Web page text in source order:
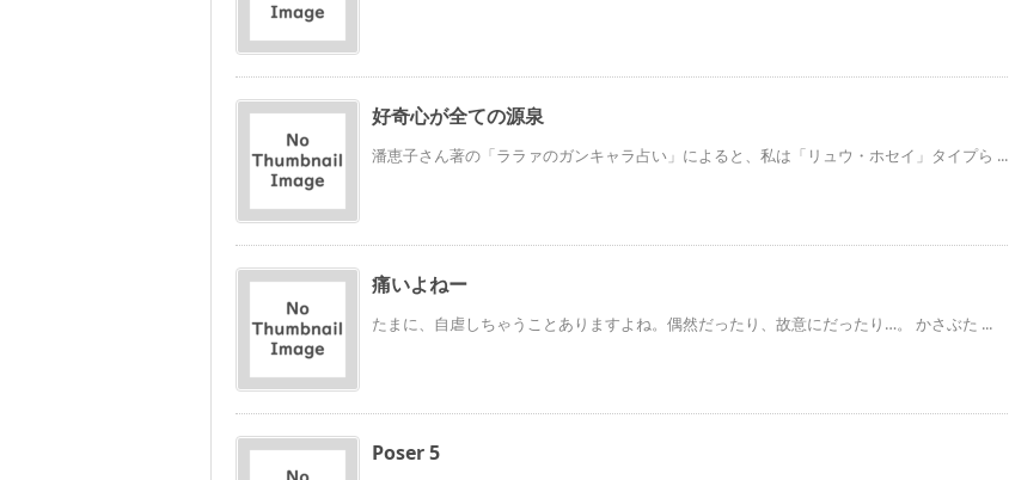
好奇心が全ての源泉
潘恵子さん著の「ララァのガンキャラ占い」によると、私は「リュウ・ホセイ」タイプら ...
痛いよねー
たまに、自虐しちゃうことありますよね。偶然だったり、故意にだったり…。 かさぶた ...
Poser 5